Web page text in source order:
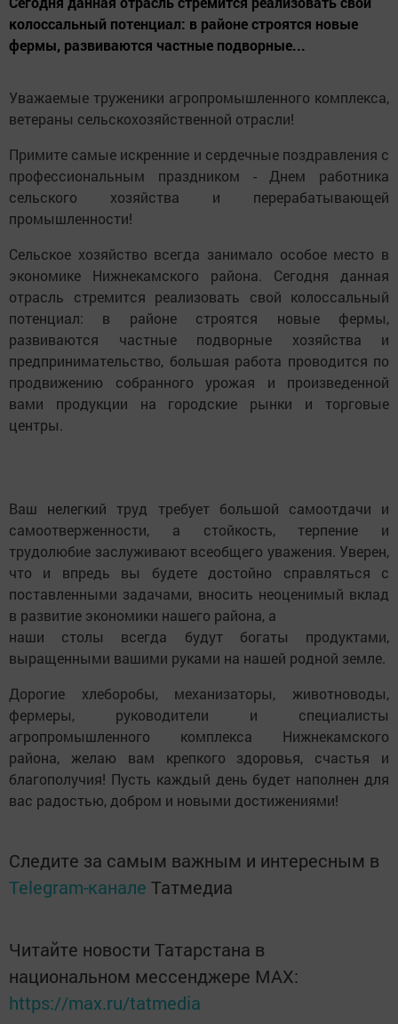
колоссальный потенциал: в районе строятся новые
фермы, развиваются частные подворные...
Уважаемые труженики агропромышленного комплекса,
ветераны сельскохозяйственной отрасли!
Примите самые искренние и сердечные поздравления с
профессиональным праздником - Днем работника
сельского хозяйства и перерабатывающей
промышленности!
Сельское хозяйство всегда занимало особое место в
экономике Нижнекамского района. Сегодня данная
отрасль стремится реализовать свой колоссальный
потенциал: в районе строятся новые фермы,
развиваются частные подворные хозяйства и
предпринимательство, большая работа проводится по
продвижению собранного урожая и произведенной
вами продукции на городские рынки и торговые
центры.
Ваш нелегкий труд требует большой самоотдачи и
самоотверженности, а стойкость, терпение и
трудолюбие заслуживают всеобщего уважения. Уверен,
что и впредь вы будете достойно справляться с
поставленными задачами, вносить неоценимый вклад
в развитие экономики нашего района, а
наши столы всегда будут богаты продуктами,
выращенными вашими руками на нашей родной земле.
Дорогие хлеборобы, механизаторы, животноводы,
фермеры, руководители и специалисты
агропромышленного комплекса Нижнекамского
района, желаю вам крепкого здоровья, счастья и
благополучия! Пусть каждый день будет наполнен для
вас радостью, добром и новыми достижениями!
Следите за самым важным и интересным в
Telegram-канале Татмедиа
Читайте новости Татарстана в
национальном мессенджере MАХ:
https://max.ru/tatmedia